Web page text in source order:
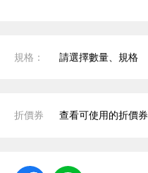
規格： 請選擇數量、規格
折價券 查看可使用的折價券